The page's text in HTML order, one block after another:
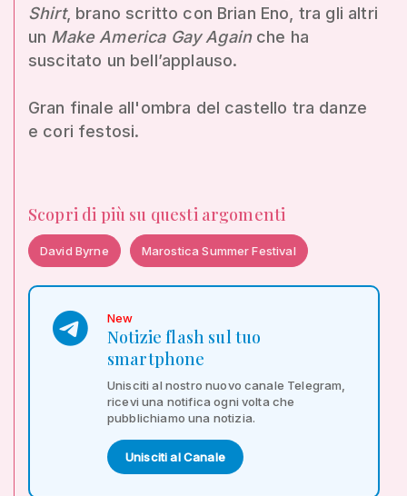
Shirt, brano scritto con Brian Eno, tra gli altri
un Make America Gay Againche ha
suscitato un bell’applauso.
Gran finale all'ombra del castello tra danze
e cori festosi.
Scopri di più su questi argomenti
David Byrne Marostica Summer Festival
New
Notizie flash sul tuo
smartphone
Unisciti al nostro nuovo canale Telegram,
ricevi una notifica ogni volta che
pubblichiamo una notizia.
Unisciti al Canale